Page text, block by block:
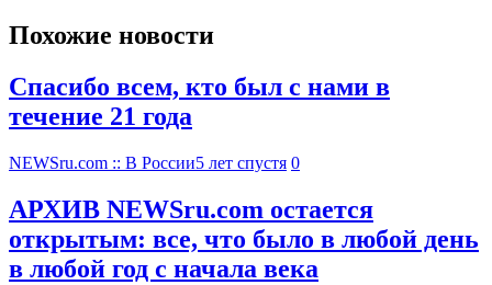
Похожие новости
Спасибо всем, кто был с нами в
течение 21 года
NEWSru.com :: В России5 лет спустя 0
АРХИВ NEWSru.com остается
открытым: все, что было в любой день
в любой год с начала века